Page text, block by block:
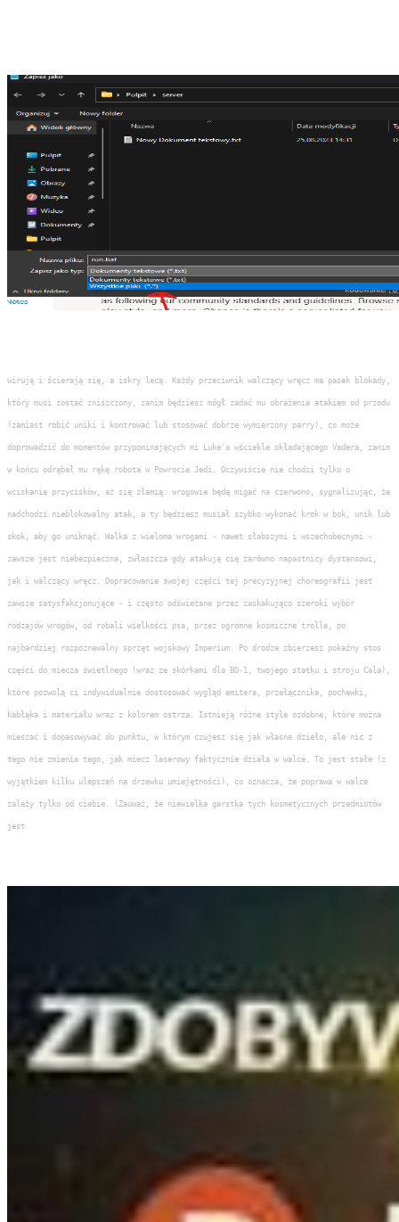
wirują i ścierają się, a iskry lecą. Każdy przeciwnik walczący wręcz ma pasek blokady,
który musi zostać zniszczony, zanim będziesz mógł zadać mu obrażenia atakiem od przodu
(zamiast robić uniki i kontrować lub stosować dobrze wymierzony parry), co może
doprowadzić do momentów przypominających mi Luke'a wściekle okładającego Vadera, zanim
w końcu odrąbał mu rękę robota w Powrocie Jedi. Oczywiście nie chodzi tylko o
wciskanie przycisków, aż się złamią: wrogowie będą migać na czerwono, sygnalizując, że
nadchodzi nieblokowalny atak, a ty będziesz musiał szybko wykonać krok w bok, unik lub
skok, aby go uniknąć. Walka z wieloma wrogami - nawet słabszymi i wszechobecnymi -
zawsze jest niebezpieczna, zwłaszcza gdy atakują cię zarówno napastnicy dystansowi,
jak i walczący wręcz. Dopracowanie swojej części tej precyzyjnej choreografii jest
zawsze satysfakcjonujące - i często odświeżane przez zaskakująco szeroki wybór
rodzajów wrogów, od robali wielkości psa, przez ogromne kosmiczne trolle, po
najbardziej rozpoznawalny sprzęt wojskowy Imperium. Po drodze zbierzesz pokaźny stos
części do miecza świetlnego (wraz ze skórkami dla BD-1, twojego statku i stroju Cala),
które pozwolą ci indywidualnie dostosować wygląd emitera, przełącznika, pochewki,
kabłąka i materiału wraz z kolorem ostrza. Istnieją różne style ozdobne, które można
mieszać i dopasowywać do punktu, w którym czujesz się jak własne dzieło, ale nic z
tego nie zmienia tego, jak miecz laserowy faktycznie działa w walce. To jest stałe (z
wyjątkiem kilku ulepszeń na drzewku umiejętności), co oznacza, że poprawa w walce
zależy tylko od ciebie. (Zauważ, że niewielka garstka tych kosmetycznych przedmiotów
jest